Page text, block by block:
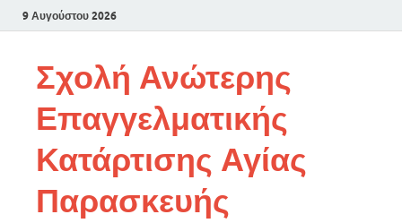
9 Αυγούστου 2026
Σχολή Ανώτερης
Επαγγελματικής
Κατάρτισης Αγίας
Παρασκευής